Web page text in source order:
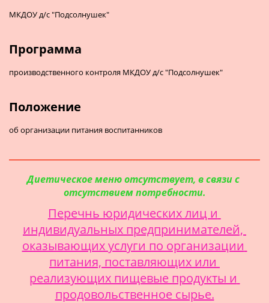
МКДОУ д/с "Подсолнушек"
Программа
производственного контроля МКДОУ д/с "Подсолнушек"
Положение
об организации питания воспитанников
Диетическое меню отсутствует, в связи с
отсутствием потребности.
Перечнь юридических лиц и
индивидуальных предпринимателей,
оказывающих услуги по организации
питания, поставляющих или
реализующих пищевые продукты и
продовольственное сырье.